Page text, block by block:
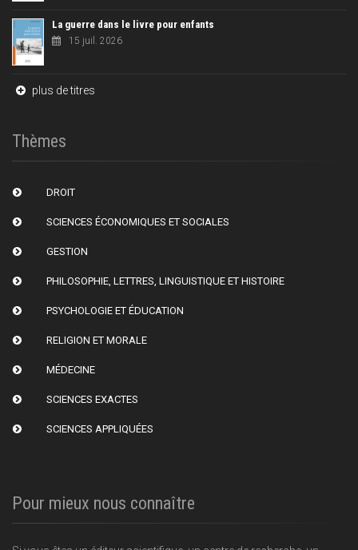
La guerre dans le livre pour enfants
15 juil. 2026
plus de titres
Thèmes
DROIT
SCIENCES ÉCONOMIQUES ET SOCIALES
GESTION
PHILOSOPHIE, LETTRES, LINGUISTIQUE ET HISTOIRE
PSYCHOLOGIE ET ÉDUCATION
RELIGION ET MORALE
MÉDECINE
SCIENCES EXACTES
SCIENCES APPLIQUÉES
Pour mieux nous connaître